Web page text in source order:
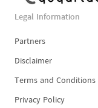
Legal Information
Partners
Disclaimer
Terms and Conditions
Privacy Policy